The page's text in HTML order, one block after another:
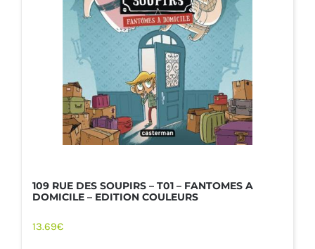
109 RUE DES SOUPIRS – T01 – FANTOMES A
DOMICILE – EDITION COULEURS
13.69€